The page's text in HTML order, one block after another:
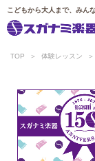
こどもから大人まで、みん
TOP 体験レッスン